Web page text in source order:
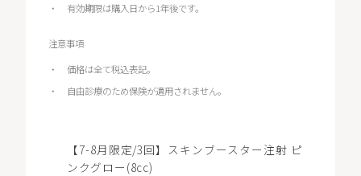
有効期限は購入日から1年後です。
注意事項
価格は全て税込表記。
自由診療のため保険が適用されません。
【7-8月限定/3回】スキンブースター注射 ピ
ンクグロー(8cc)